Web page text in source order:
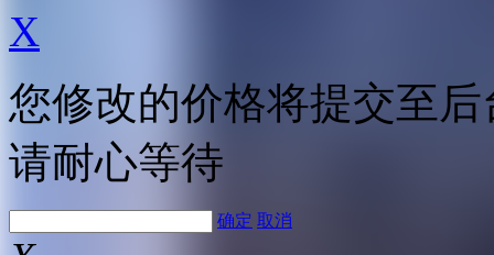
X
您修改的价格将提交至
请耐心等待
确定 取消